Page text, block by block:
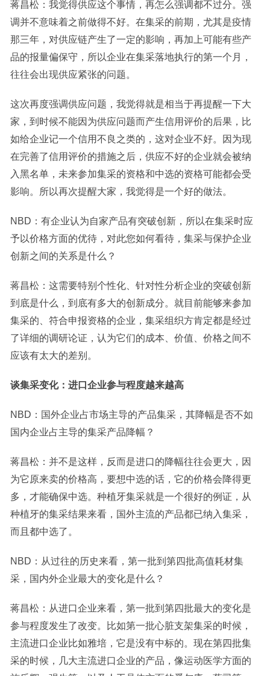
蒋昌松：我觉得供应这个事情，再怎么强调都不过分。强
调并不意味着之前做得不好。在集采的前期，尤其是疫情
那三年，对供应链产生了一定的影响，再加上可能有些产
品的报量偏保守，所以企业在集采落地执行的第一个月，
往往会出现供应紧张的问题。
这次再度强调供应问题，我觉得就是相当于再提醒一下大
家，到时候不能因为供应问题而产生信用评价的后果，比
如给企业记一个信用不良之类的，这对企业不好。因为现
在完善了信用评价的措施之后，供应不好的企业就会被纳
入黑名单，未来参加集采的资格和中选的资格可能都会受
影响。所以再次提醒大家，我觉得是一个好的做法。
NBD：有企业认为自家产品有突破创新，所以在集采时应
予以价格方面的优待，对此您如何看待，集采与保护企业
创新之间的关系是什么？
蒋昌松：这需要特别个性化、针对性分析企业的突破创新
到底是什么，到底有多大的创新成分。就目前能够来参加
集采的、符合申报资格的企业，集采组织方肯定都是经过
了详细的调研论证，认为它们的成本、价值、价格之间不
应该有太大的差别。
谈集采变化：进口企业参与程度越来越高
NBD：国外企业占市场主导的产品集采，其降幅是否不如
国内企业占主导的集采产品降幅？
蒋昌松：并不是这样，反而是进口的降幅往往会更大，因
为它原来卖的价格高，要想中选的话，它的价格会降得更
多，才能确保中选。种植牙集采就是一个很好的例证，从
种植牙的集采结果来看，国外主流的产品都已纳入集采，
而且都中选了。
NBD：从过往的历史来看，第一批到第四批高值耗材集
采，国内外企业最大的变化是什么？
蒋昌松：从进口企业来看，第一批到第四批最大的变化是
参与程度发生了改变。比如第一批心脏支架集采的时候，
主流进口企业比如雅培，它是没有中标的。现在第四批集
采的时候，几大主流进口企业的产品，像运动医学方面的